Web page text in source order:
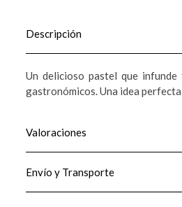
Descripción
Un delicioso pastel que
gastronómicos. Una idea
Valoraciones
Envío y Transporte